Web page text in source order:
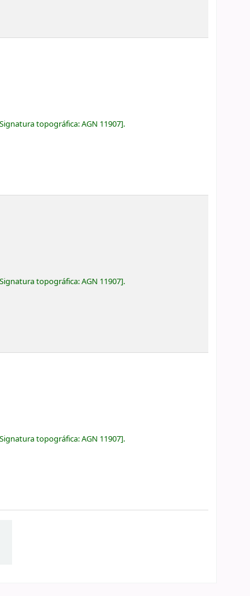
Signatura topográfica:AGN 11907 .
Signatura topográfica:AGN 11907 .
Signatura topográfica:AGN 11907 .